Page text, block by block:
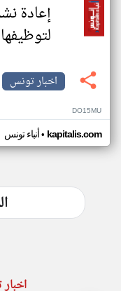
إعادة
اخبار تونس
DO15MU
أنباء تونس• kapitalis.com